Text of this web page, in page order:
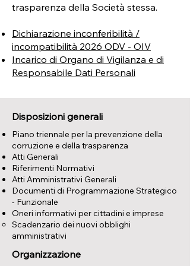
trasparenza della Società stessa.
Dichiarazione inconferibilità /
incompatibilità 2026 ODV - OIV
Incarico di Organo di Vigilanza e di
Responsabile Dati Personali
Disposizioni generali
Piano triennale per la prevenzione della
corruzione e della trasparenza
Atti Generali
Riferimenti Normativi
Atti Amministrativi Generali
Documenti di Programmazione Strategico
- Funzionale
Oneri informativi per cittadini e imprese
Scadenzario dei nuovi obblighi
amministrativi
Organizzazione